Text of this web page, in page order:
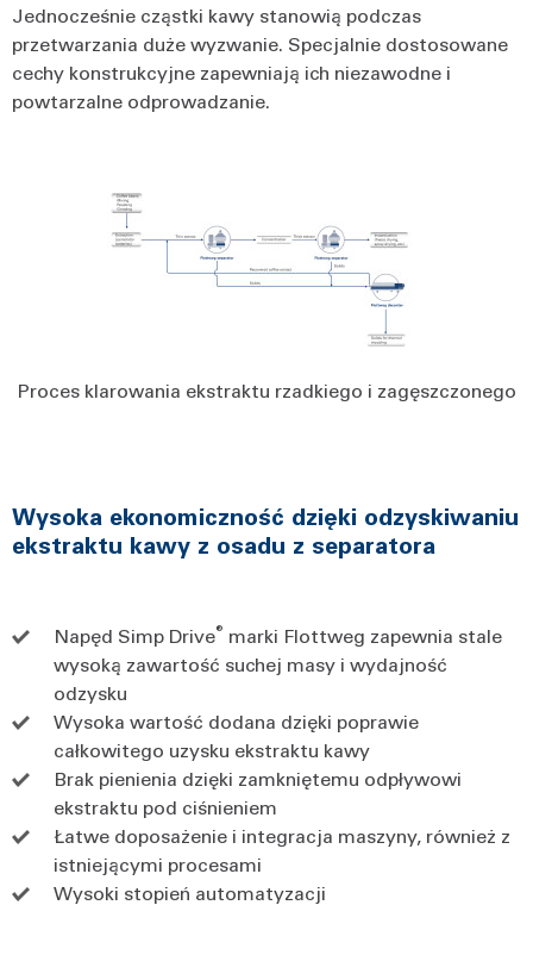
Jednocześnie cząstki kawy stanowią podczas
przetwarzania duże wyzwanie. Specjalnie dostosowane
cechy konstrukcyjne zapewniają ich niezawodne i
powtarzalne odprowadzanie.
Proces klarowania ekstraktu rzadkiego i zagęszczonego
Wysoka ekonomiczność dzięki odzyskiwaniu
ekstraktu kawy z osadu z separatora
Napęd Simp Drive® marki Flottweg zapewnia stale
wysoką zawartość suchej masy i wydajność
odzysku
Wysoka wartość dodana dzięki poprawie
całkowitego uzysku ekstraktu kawy
Brak pienienia dzięki zamkniętemu odpływowi
ekstraktu pod ciśnieniem
Łatwe doposażenie i integracja maszyny, również z
istniejącymi procesami
Wysoki stopień automatyzacji